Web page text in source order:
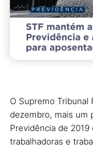
O Supremo Tribunal
dezembro, mais um
Previdência de
trabalhadoras e